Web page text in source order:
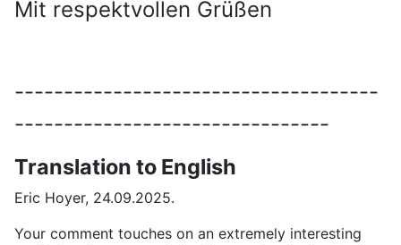
Mit respektvollen Grüßen
-------------------------------------
--------------------------------
Translation to English
Eric Hoyer, 24.09.2025.
Your comment touches on an extremely interesting